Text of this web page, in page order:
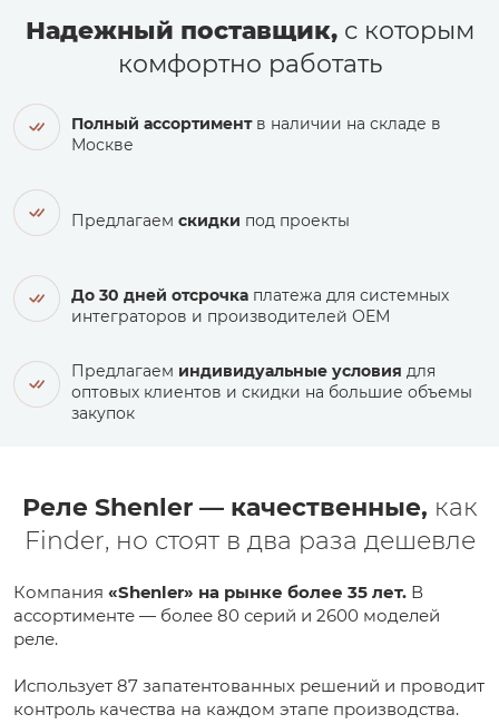
Надежный поставщик,с которым
комфортно работать
Полный ассортиментв наличии на складе в
Москве
Предлагаем скидки под проекты
До 30 дней отсрочка платежа для системных
интеграторов и производителей ОЕМ
Предлагаем индивидуальные условия для
оптовых клиентов и скидки на большие объемы
закупок
Реле Shenler — качественные, как
Finder, но стоят в два раза дешевле
Компания «Shenler» на рынке более 35 лет. В
ассортименте — более 80 серий и 2600 моделей
реле.
Использует 87 запатентованных решений и проводит
контроль качества на каждом этапе производства.